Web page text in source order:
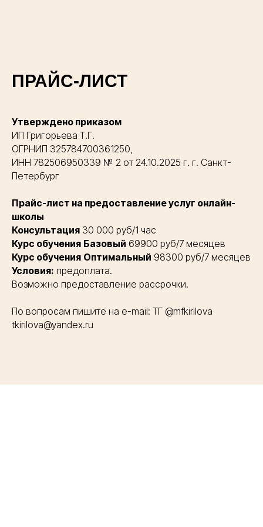
ПРАЙС-ЛИСТ
Утверждено приказом
ИП Григорьева Т.Г.
ОГРНИП 325784700361250,
ИНН 782506950339 № 2 от 24.10.2025 г. г. Санкт-
Петербург
Прайс-лист на предоставление услуг онлайн-
школы
Консультация 30 000 руб/1 час
Курс обучения Базовый 69900 руб/7 месяцев
Курс обучения Оптимальный 98300 руб/7 месяцев
Условия: предоплата.
Возможно предоставление рассрочки.
По вопросам пишите на е-mail: ТГ @mfkirilova
tkirilova@yandex.ru